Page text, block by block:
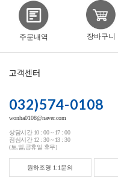
주문내역 장바구니
고객센터
032)574-0108
wonha0108@naver.com
상담시간 10 : 00 ~ 17 : 00
점심시간 12 : 30 ~ 13 : 30
(토,일,공휴일 휴무)
원하조명 1:1문의